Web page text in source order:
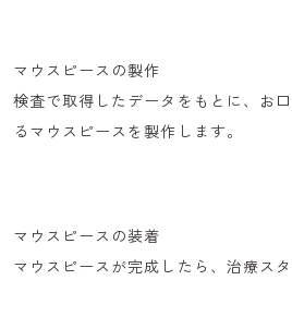
マウスピースの製作
検査で取得したデータをもとに、
お
るマウスピース を製作します。
マウスピースの装着
マウスピースが完成したら、治療スタ